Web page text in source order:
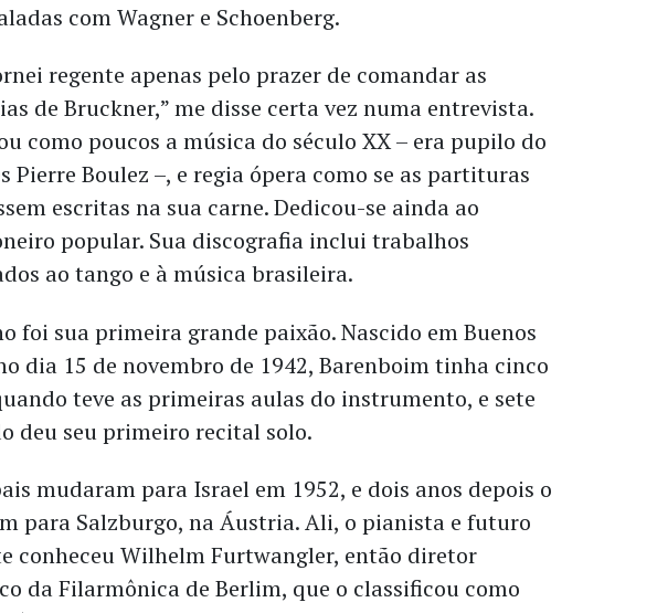
com Wagner e Schoenberg.
regente apenas pelo prazer de comandar as
de Bruckner,” me disse certa vez numa entrevista.
como poucos a música do século XX – era pupilo do
Pierre Boulez –, e regia ópera como se as partituras
escritas na sua carne. Dedicou-se ainda ao
popular. Sua discografia inclui trabalhos
ao tango e à música brasileira.
foi sua primeira grande paixão. Nascido em Buenos
dia 15 de novembro de 1942, Barenboim tinha cinco
teve as primeiras aulas do instrumento, e sete
deu seu primeiro recital solo.
mudaram para Israel em 1952, e dois anos depois o
para Salzburgo, na Áustria. Ali, o pianista e futuro
conheceu Wilhelm Furtwangler, então diretor
da Filarmônica de Berlim, que o classificou como